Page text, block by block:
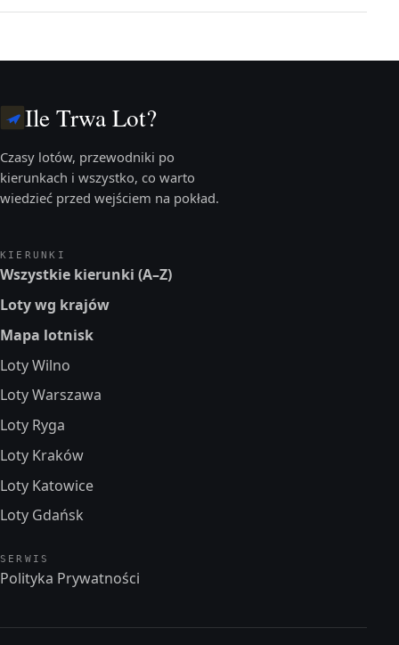
Ile Trwa Lot?
Czasy lotów, przewodniki po
kierunkach i wszystko, co warto
wiedzieć przed wejściem na pokład.
KIERUNKI
Wszystkie kierunki (A–Z)
Loty wg krajów
Mapa lotnisk
Loty Wilno
Loty Warszawa
Loty Ryga
Loty Kraków
Loty Katowice
Loty Gdańsk
SERWIS
Polityka Prywatności